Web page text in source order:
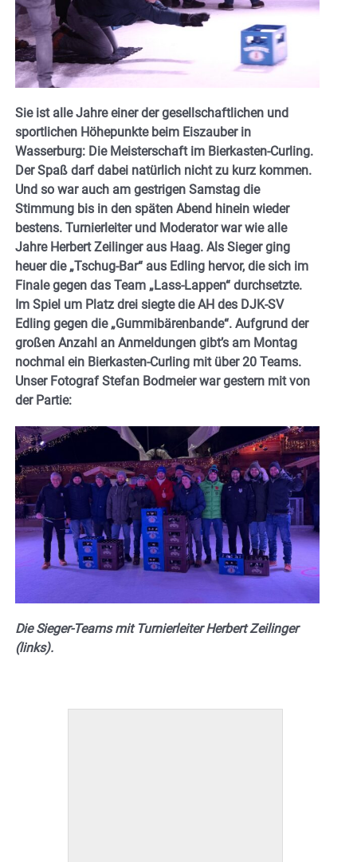
Sie ist alle Jahre einer der gesellschaftlichen und
sportlichen Höhepunkte beim Eiszauber in
Wasserburg: Die Meisterschaft im Bierkasten-Curling.
Der Spaß darf dabei natürlich nicht zu kurz kommen.
Und so war auch am gestrigen Samstag die
Stimmung bis in den späten Abend hinein wieder
bestens. Turnierleiter und Moderator war wie alle
Jahre Herbert Zeilinger aus Haag. Als Sieger ging
heuer die „Tschug-Bar“ aus Edling hervor, die sich im
Finale gegen das Team „Lass-Lappen“ durchsetzte.
Im Spiel um Platz drei siegte die AH des DJK-SV
Edling gegen die „Gummibärenbande“. Aufgrund der
großen Anzahl an Anmeldungen gibt’s am Montag
nochmal ein Bierkasten-Curling mit über 20 Teams.
Unser Fotograf Stefan Bodmeier war gestern mit von
der Partie:
Die Sieger-Teams mit Turnierleiter Herbert Zeilinger
(links).